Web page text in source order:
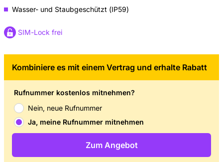
Wasser- und Staubgeschützt (IP59)
SIM-Lock frei
Kombiniere es mit einem Vertrag und erhalte Rabatt
Rufnummer kostenlos mitnehmen?
Nein, neue Rufnummer
Ja, meine Rufnummer mitnehmen
Zum Angebot